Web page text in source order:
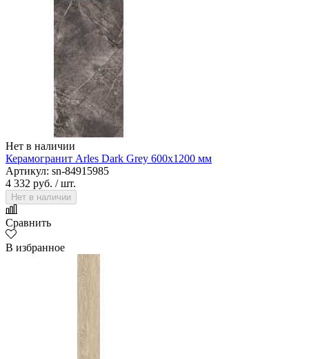
Нет в наличии
Керамогранит Arles Dark Grey 600х1200 мм
Артикул: sn-84915985
4 332 руб. / шт.
Нет в наличии
Сравнить
В избранное